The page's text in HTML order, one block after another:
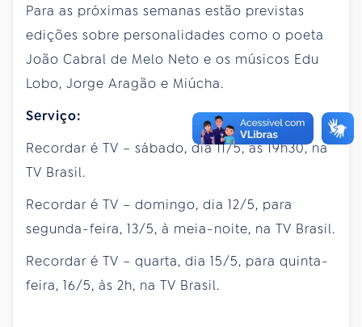
Para as próximas semanas estão previstas
edições sobre personalidades como o poeta
João Cabral de Melo Neto e os músicos Edu
Lobo, Jorge Aragão e Miúcha.
Serviço:
Recordar é TV – sábado, dia 11/5, às 19h30, na
TV Brasil.
Recordar é TV – domingo, dia 12/5, para
segunda-feira, 13/5, à meia-noite, na TV Brasil.
Recordar é TV – quarta, dia 15/5, para quinta-
feira, 16/5, às 2h, na TV Brasil.